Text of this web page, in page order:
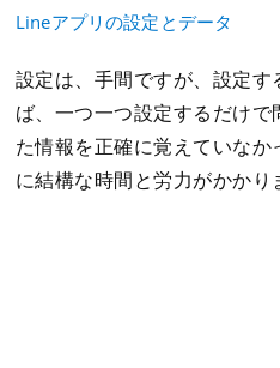
Lineアプリの設定とデータ
設定は、手間ですが、設定
ば、一つ一つ設定するだけ
た情報を正確に覚えていな
に結構な時間と労力がかかり